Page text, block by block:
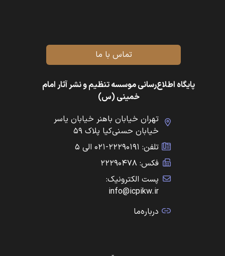
تماس با ما
پایگاه اطلاع‌رسانی موسسه تنظیم و نشر آثار امام
خمینی (س)
تهران خیابان باهنر خیابان یاسر
خیابان حسنی‌کیا پلاک ۵۹
تلفن: ۲۲۲۹۰۱۹۱-۰۲۱ الی ۵
فکس: ۲۲۲۹۰۴۷۸
پست الکترونیک:
info@icpikw.ir
درباره‌ما